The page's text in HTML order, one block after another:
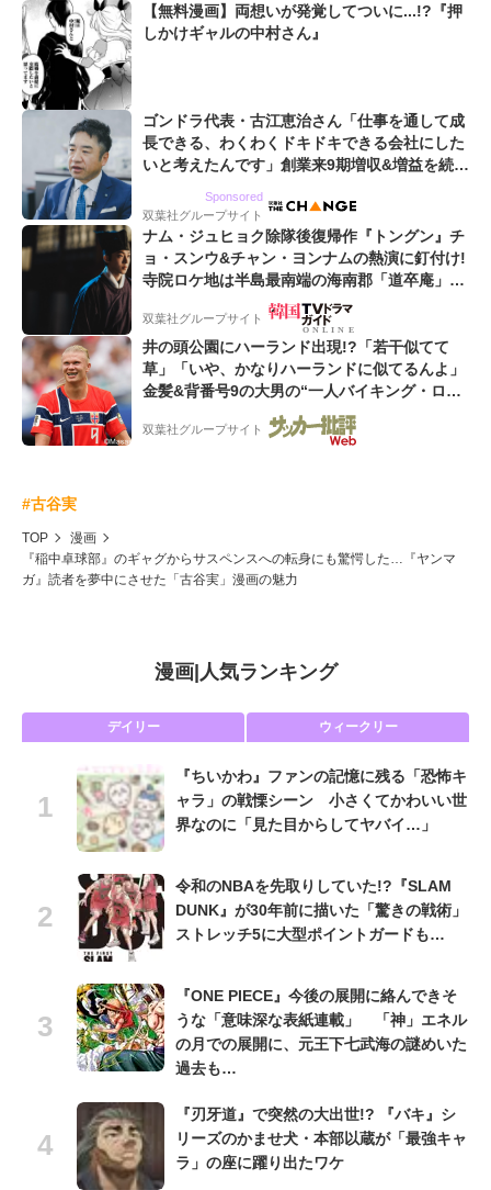
【無料漫画】両想いが発覚してついに...!?『押
しかけギャルの中村さん』
ゴンドラ代表・古江恵治さん「仕事を通して成
長できる、わくわくドキドキできる会社にした
いと考えたんです」創業来9期増収&増益を続け
Sponsored
双葉社グループサイト
ナム・ジュヒョク除隊後復帰作『トングン』チ
ョ・スンウ&チャン・ヨンナムの熱演に釘付け!
寺院ロケ地は半島最南端の海南郡「道卒庵」
【韓ドラから始める韓国旅行】
双葉社グループサイト
井の頭公園にハーランド出現!?「若干似てて
草」「いや、かなりハーランドに似てるんよ」
金髪&背番号9の大男の“一人バイキング・ロ
ー”映像が話題!「元気をもらった」
双葉社グループサイト
#古谷実
TOP
漫画
『稲中卓球部』のギャグからサスペンスへの転身にも驚愕した…『ヤンマ
ガ』読者を夢中にさせた「古谷実」漫画の魅力
漫画| 人気ランキング
デイリー ウィークリー
『ちいかわ』ファンの記憶に残る「恐怖キ
ャラ」の戦慄シーン 小さくてかわいい世
界なのに「見た目からしてヤバイ…」
令和のNBAを先取りしていた!?『SLAM
DUNK』が30年前に描いた「驚きの戦術」
ストレッチ5に大型ポイントガードも…
『ONE PIECE』今後の展開に絡んできそ
うな「意味深な表紙連載」 「神」エネル
の月での展開に、元王下七武海の謎めいた
過去も…
『刃牙道』で突然の大出世!? 『バキ』シ
リーズのかませ犬・本部以蔵が「最強キャ
ラ」の座に躍り出たワケ